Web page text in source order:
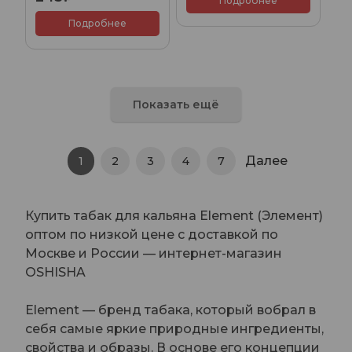
Подробнее
Показать ещё
1 2 3 4 7 Далее
Купить табак для кальяна Element (Элемент)
оптом по низкой цене с доставкой по
Москве и России — интернет-магазин
OSHISHA
Element — бренд табака, который вобрал в
себя самые яркие природные ингредиенты,
свойства и образы. В основе его концепции